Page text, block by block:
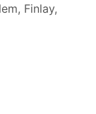
Finlay,